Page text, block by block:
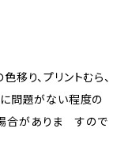
移り、プリントむら、
問題がない程度の
合がありま すので